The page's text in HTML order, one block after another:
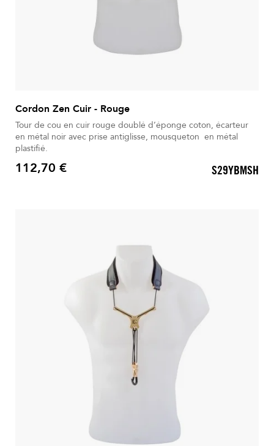
Cordon Zen Cuir - Rouge
Tour de cou en cuir rouge doublé d’éponge coton, écarteur
en métal noir avec prise antiglisse, mousqueton en métal
plastifié.
Prix
112,70 € S29YBMSH